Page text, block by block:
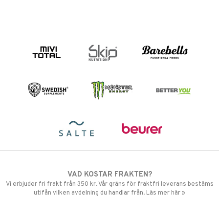
VAD KOSTAR FRAKTEN?
Vi erbjuder fri frakt från 350 kr. Vår gräns för fraktfri leverans bestäms
utifån vilken avdelning du handlar från. Läs mer här »